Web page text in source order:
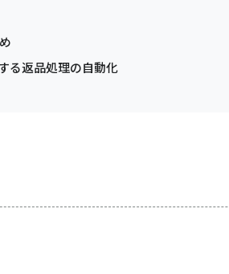
る返品処理の自動化